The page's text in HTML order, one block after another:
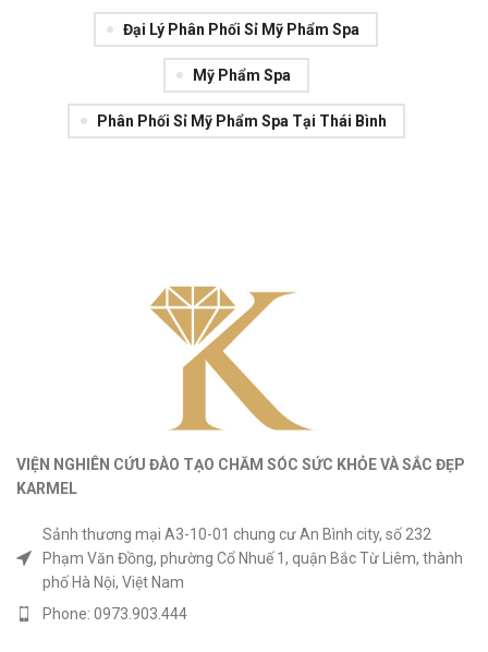
Đại Lý Phân Phối Sỉ Mỹ Phẩm Spa
Mỹ Phẩm Spa
Phân Phối Sỉ Mỹ Phẩm Spa Tại Thái Bình
VIỆN NGHIÊN CỨU ĐÀO TẠO CHĂM SÓC SỨC KHỎEVÀSẮC ĐẸP
KARMEL
Sảnh thương mại A3-10-01 chung cư An Bình city, số 232
Phạm Văn Đồng, phường Cổ Nhuế 1, quận Bắc Từ Liêm, thành
phố Hà Nội, Việt Nam
Phone: 0973.903.444